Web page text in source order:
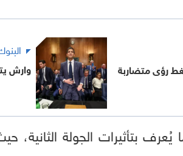
رؤى متضاربة وارش
بتأثيرات الجولة الثانية،